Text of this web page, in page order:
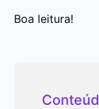
Boa leitura!